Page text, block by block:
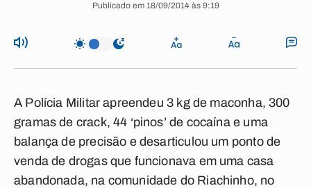
Publicado em 18/09/2014 às 9:19
A Polícia Militar apreendeu 3 kg de maconha, 300
gramas de crack, 44 ‘pinos’ de cocaína e uma
balança de precisão e desarticulou um ponto de
venda de drogas que funcionava em uma casa
abandonada, na comunidade do Riachinho, no